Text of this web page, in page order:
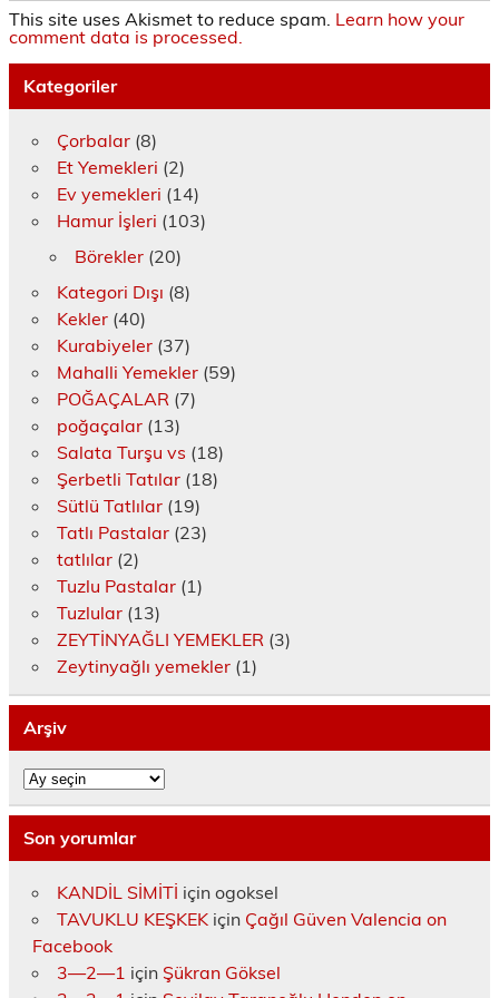
This site uses Akismet to reduce spam. Learn how your
comment data is processed.
Kategoriler
Çorbalar(8)
Et Yemekleri (2)
Ev yemekleri (14)
Hamur İşleri (103)
Börekler(20)
Kategori Dışı (8)
Kekler(40)
Kurabiyeler(37)
Mahalli Yemekler(59)
POĞAÇALAR (7)
poğaçalar(13)
Salata Turşu vs (18)
Şerbetli Tatılar(18)
Sütlü Tatlılar(19)
Tatlı Pastalar(23)
tatlılar(2)
Tuzlu Pastalar(1)
Tuzlular(13)
ZEYTİNYAĞLI YEMEKLER (3)
Zeytinyağlı yemekler(1)
Arşiv
Arşiv
Son yorumlar
KANDİL SİMİTİ için ogoksel
TAVUKLU KEŞKEKiçin Çağıl Güven Valencia on
Facebook
3—2—1 için Şükran Göksel